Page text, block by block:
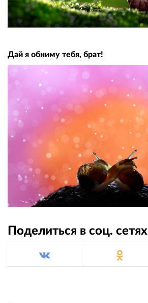
Дай я обниму тебя, брат!
Поделиться в соц. сетях